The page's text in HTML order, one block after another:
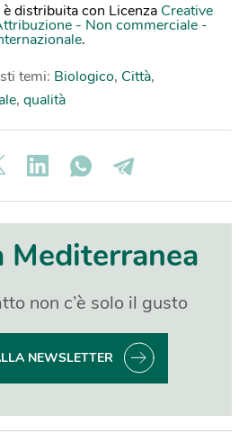
distribuita con Licenza Creative
- Non commerciale -
.
temi: Biologico, Città,
, qualità
Mediterranea
non c’è solo il gusto
NEWSLETTER